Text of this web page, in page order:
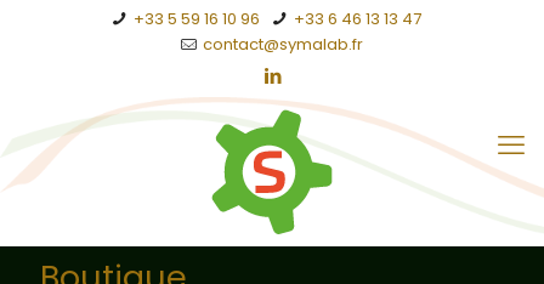
+33 5 59 16 10 96
+33 6 46 13 13 47
contact@symalab.fr